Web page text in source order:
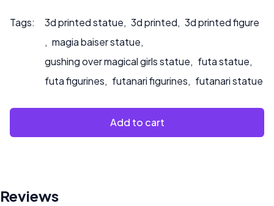
Tags: 3d printed statue, 3d printed, 3d printed figure
, magia baiser statue,
gushing over magical girls statue, futa statue,
futa figurines, futanari figurines, futanari statue
Add to cart
Reviews